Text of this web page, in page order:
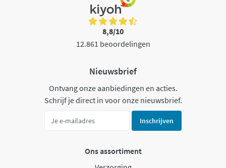
8,8/10
12.861 beoordelingen
Nieuwsbrief
Ontvang onze aanbiedingen en acties.
Schrijf je direct in voor onze nieuwsbrief.
Inschrijven
Ons assortiment